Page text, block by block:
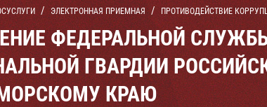
ЭЛЕКТРОННАЯ ПРИЕМНАЯ ПРОТИВОДЕЙСТВИЕ
ФЕДЕРАЛЬНОЙ
ГВАРДИИ
КРАЮ